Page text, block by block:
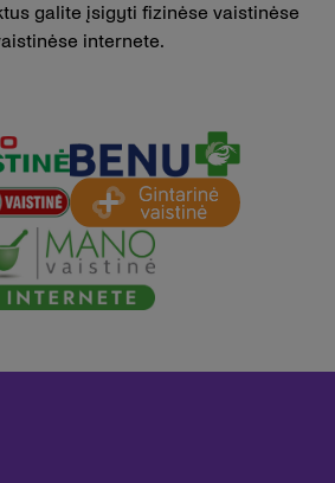
galite įsigyti fizinėse vaistinėse
internete.